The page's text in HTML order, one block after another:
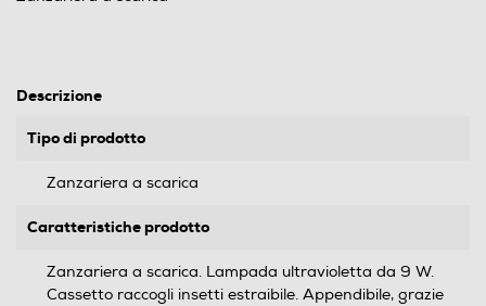
Descrizione
Tipo di prodotto
Zanzariera a scarica
Caratteristiche prodotto
Zanzariera a scarica. Lampada ultravioletta da 9 W.
Cassetto raccogli insetti estraibile. Appendibile, grazie